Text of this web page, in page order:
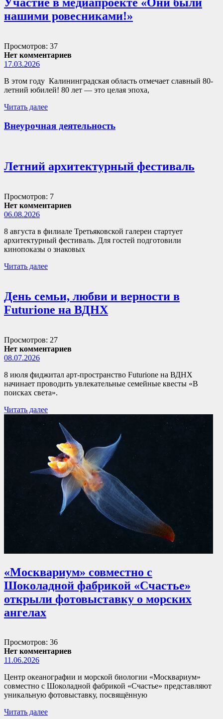
нашими ровесниками!»
Просмотров: 37
Нет комментариев
17.03.2026
В этом году Калининградская область отмечает славный 80-
летний юбилей! 80 лет — это целая эпоха,
Читать далее
Внеурочная деятельность
Летний архитектурный фестиваль
Просмотров: 7
Нет комментариев
06.08.2026
8 августа в филиале Третьяковской галереи стартует
архитектурный фестиваль. Для гостей подготовили
кинопоказы о знаковых
Читать далее
День семьи, любви и верности в
Futurione на ВДНХ
Просмотров: 27
Нет комментариев
08.07.2026
8 июля фиджитал арт-пространство Futurione на ВДНХ
начинает проводить увлекательные семейные квесты «В
поисках света».
Читать далее
«Москвариум» совместно с
Шоколадной фабрикой «Счастье»
открыли фотовыставку о морских
ангелах
Просмотров: 36
Нет комментариев
11.06.2026
Центр океанографии и морской биологии «Москвариум»
совместно с Шоколадной фабрикой «Счастье» представляют
уникальную фотовыставку, посвящённую
Читать далее